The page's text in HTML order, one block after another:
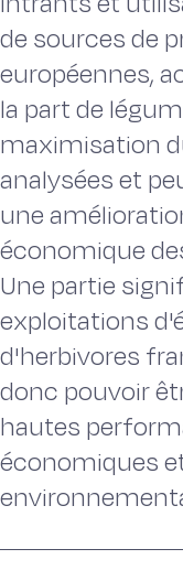
de sources de
européennes,
la part de
maximisation
analysées et
une
économique
Une partie
exploitations
d'herbivores
donc pouvoir
hautes
économiques